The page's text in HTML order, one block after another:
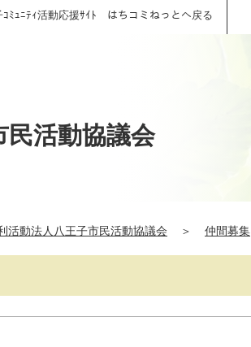
ｺﾐｭﾆﾃｨ活動応援ｻｲﾄ はちコミねっとへ戻る
民活動協議会
活動法人八王子市民活動協議会 ＞ 仲間募集